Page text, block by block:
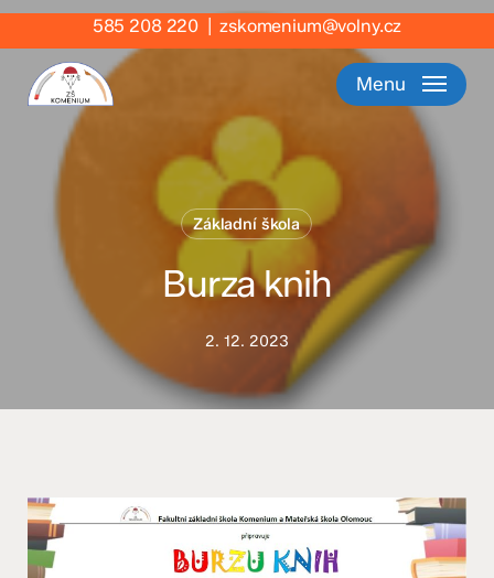
Skip
content
585 208 220 |zskomenium@volny.cz
Menu
Základní škola
Burza knih
2. 12. 2023